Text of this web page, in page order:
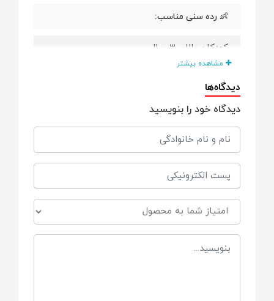
👶 رده سنی مناسب:
کودکان بالای ۳ سال
🧵 جنس رویه:
چرم مصنوعی نرم و انعطاف‌پذیر
🪶 ساختار کلی:
سبک و خوش‌دست
🔇 میزان صدا:
کم‌صدا و مناسب فضای داخلی
مشاهده بیشتر
دیدگاه‌ها
دیدگاه خود را بنویسید